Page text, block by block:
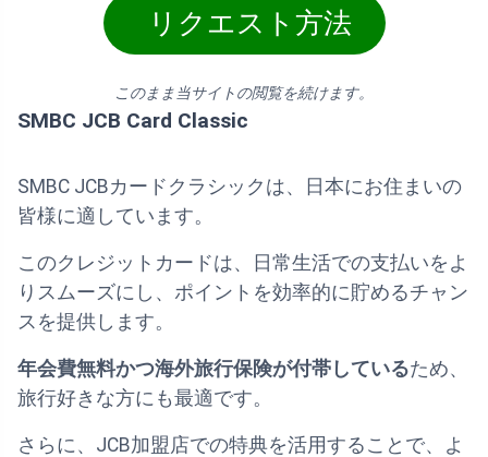
リクエスト方法
このまま当サイトの閲覧を続けます。
SMBC JCB Card Classic
SMBC JCBカードクラシックは、日本にお住まいの
皆様に適しています。
このクレジットカードは、日常生活での支払いをよ
りスムーズにし、ポイントを効率的に貯めるチャン
スを提供します。
年会費無料かつ海外旅行保険が付帯しているため、
旅行好きな方にも最適です。
さらに、JCB加盟店での特典を活用することで、よ